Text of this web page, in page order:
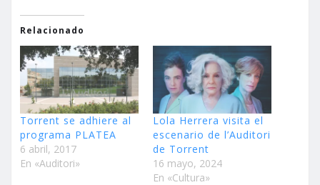
Relacionado
Torrent se adhiere al
programa PLATEA
6 abril, 2017
En «Auditori»
Lola Herrera visita el
escenario de l’Auditori
de Torrent
16 mayo, 2024
En «Cultura»